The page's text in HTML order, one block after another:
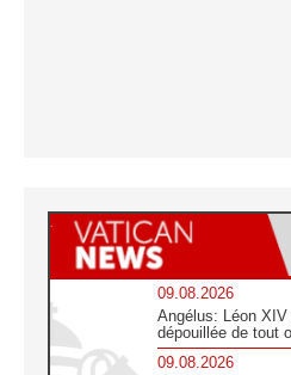
09.08.2026
Angélus: Léon
dépouillée de tout
09.08.2026